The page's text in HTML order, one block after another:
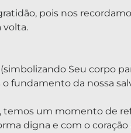
pois nos
volta.
Seu corpo
fundamento da nossa
um momento de
digna e com o coração